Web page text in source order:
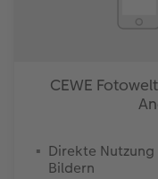
CEWE
Direkte
Bildern